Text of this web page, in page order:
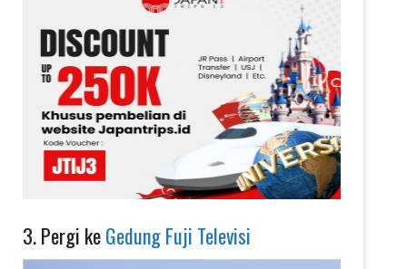
3. Pergi keGedung Fuji Televisi